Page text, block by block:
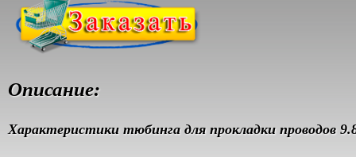
Описание:
Характеристики тюбинга для прокладки проводов